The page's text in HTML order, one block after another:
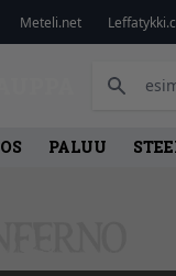
Meteli.net
PALUU